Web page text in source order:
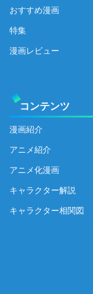
おすすめ漫画
特集
漫画レビュー
コンテンツ
漫画紹介
アニメ紹介
アニメ化漫画
キャラクター解説
キャラクター相関図